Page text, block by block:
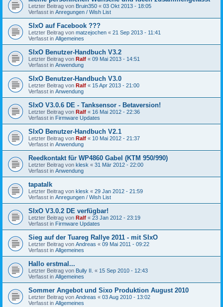
Letzter Beitrag von Bruin350 « 03 Okt 2013 - 18:05
Verfasst in Anregungen / Wish List
SIxO auf Facebook ???
Letzter Beitrag von matzejochen « 21 Sep 2013 - 11:41
Verfasst in Allgemeines
SIxO Benutzer-Handbuch V3.2
Letzter Beitrag von Ralf « 09 Mai 2013 - 14:51
Verfasst in Anwendung
SIxO Benutzer-Handbuch V3.0
Letzter Beitrag von Ralf « 15 Apr 2013 - 21:00
Verfasst in Anwendung
SIxO V3.0.6 DE - Tanksensor - Betaversion!
Letzter Beitrag von Ralf « 16 Mai 2012 - 22:36
Verfasst in Firmware Updates
SIxO Benutzer-Handbuch V2.1
Letzter Beitrag von Ralf « 10 Mai 2012 - 21:37
Verfasst in Anwendung
Reedkontakt für WP4860 Gabel (KTM 950/990)
Letzter Beitrag von klesk « 31 Mär 2012 - 22:00
Verfasst in Anwendung
tapatalk
Letzter Beitrag von klesk « 29 Jan 2012 - 21:59
Verfasst in Anregungen / Wish List
SIxO V3.0.2 DE verfügbar!
Letzter Beitrag von Ralf « 23 Jan 2012 - 23:19
Verfasst in Firmware Updates
Sieg auf der Tuareg Rallye 2011 - mit SIxO
Letzter Beitrag von Andreas « 09 Mai 2011 - 09:22
Verfasst in Allgemeines
Hallo erstmal...
Letzter Beitrag von Bully II. « 15 Sep 2010 - 12:43
Verfasst in Allgemeines
Sommer Angebot und Sixo Produktion August 2010
Letzter Beitrag von Andreas « 03 Aug 2010 - 13:02
Verfasst in Allgemeines